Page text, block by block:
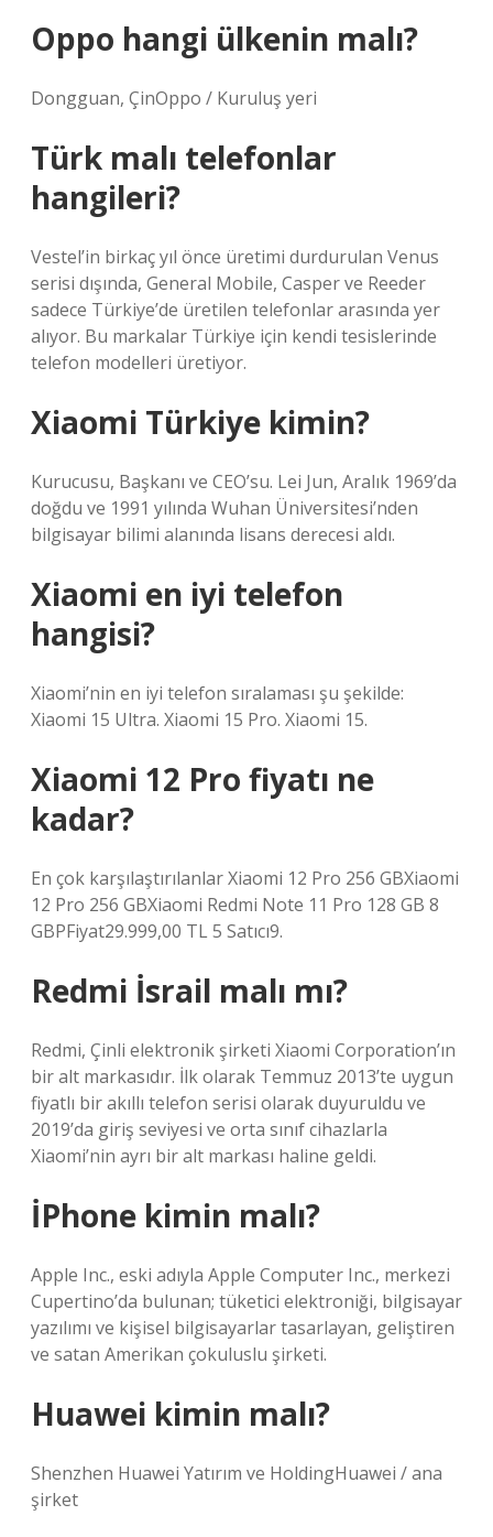
Oppo hangi ülkenin malı?
Dongguan, ÇinOppo / Kuruluş yeri
Türk malı telefonlar
hangileri?
Vestel’in birkaç yıl önce üretimi durdurulan Venus
serisi dışında, General Mobile, Casper ve Reeder
sadece Türkiye’de üretilen telefonlar arasında yer
alıyor. Bu markalar Türkiye için kendi tesislerinde
telefon modelleri üretiyor.
Xiaomi Türkiye kimin?
Kurucusu, Başkanı ve CEO’su. Lei Jun, Aralık 1969’da
doğdu ve 1991 yılında Wuhan Üniversitesi’nden
bilgisayar bilimi alanında lisans derecesi aldı.
Xiaomi en iyi telefon
hangisi?
Xiaomi’nin en iyi telefon sıralaması şu şekilde:
Xiaomi 15 Ultra. Xiaomi 15 Pro. Xiaomi 15.
Xiaomi 12 Pro fiyatı ne
kadar?
En çok karşılaştırılanlar Xiaomi 12 Pro 256 GBXiaomi
12 Pro 256 GBXiaomi Redmi Note 11 Pro 128 GB 8
GBPFiyat29.999,00 TL 5 Satıcı9.
Redmi İsrail malı mı?
Redmi, Çinli elektronik şirketi Xiaomi Corporation’ın
bir alt markasıdır. İlk olarak Temmuz 2013’te uygun
fiyatlı bir akıllı telefon serisi olarak duyuruldu ve
2019’da giriş seviyesi ve orta sınıf cihazlarla
Xiaomi’nin ayrı bir alt markası haline geldi.
İPhone kimin malı?
Apple Inc., eski adıyla Apple Computer Inc., merkezi
Cupertino’da bulunan; tüketici elektroniği, bilgisayar
yazılımı ve kişisel bilgisayarlar tasarlayan, geliştiren
ve satan Amerikan çokuluslu şirketi.
Huawei kimin malı?
Shenzhen Huawei Yatırım ve HoldingHuawei / ana
şirket